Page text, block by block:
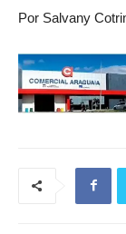
Por Salvany